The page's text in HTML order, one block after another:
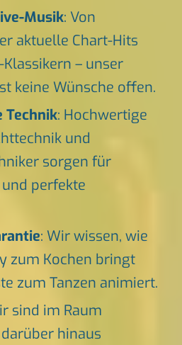
Musik: Von
aktuelle Chart-Hits
– unser
keine Wünsche offen.
Technik: Hochwertige
und
sorgen für
perfekte
: Wir wissen, wie
zum Kochen bringt
zum Tanzen animiert.
sind im Raum
hinaus